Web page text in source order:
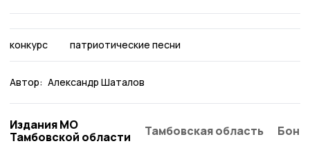
конкурс патриотические песни
Автор: Александр Шаталов
Издания МО
Тамбовской области
Тамбовская область